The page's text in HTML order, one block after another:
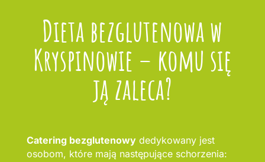
Dieta bezglutenowa w
Kryspinowie – komu się
ją zaleca?
Catering bezglutenowydedykowany jest
osobom, które mają następujące schorzenia: